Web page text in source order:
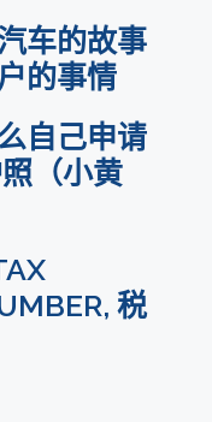
车的故事
的事情
自己申请
（小黄
税